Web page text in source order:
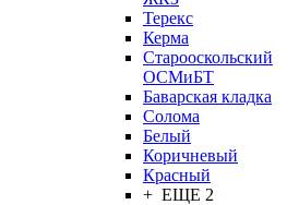
Терекс
Керма
Старооскольский
ОСМиБТ
Баварская кладка
Солома
Белый
Коричневый
Красный
+ ЕЩЕ 2